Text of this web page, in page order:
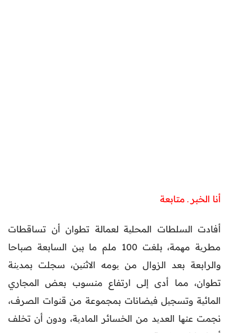
أنا الخبر ـ متابعة
أفادت السلطات المحلیة لعمالة تطوان أن تساقطات
مطریة مھمة، بلغت 100 ملم ما بین السابعة صباحا
والرابعة بعد الزوال من یومه الاثنین، سجلت بمدینة
تطوان، مما أدى إلى ارتفاع منسوب بعض المجاري
المائیة وتسجیل فیضانات بمجموعة من قنوات الصرف،
نجمت عنھا العدید من الخسائر المادیة، ودون أن تخلف